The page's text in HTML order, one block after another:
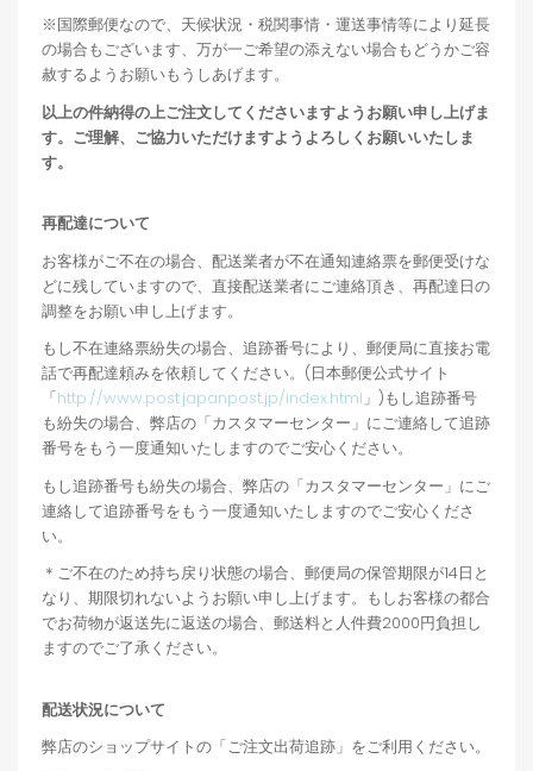
※国際郵便なので、天候状況・税関事情・運送事情等により延長
の場合もございます、万が一ご希望の添えない場合もどうかご容
赦するようお願いもうしあげます。
以上の件納得の上ご注文してくださいますようお願い申し上げま
す。ご理解、ご協力いただけますようよろしくお願いいたしま
す。
再配達について
お客様がご不在の場合、配送業者が不在通知連絡票を郵便受けな
どに残していますので、直接配送業者にご連絡頂き、再配達日の
調整をお願い申し上げます。
もし不在連絡票紛失の場合、追跡番号により、郵便局に直接お電
話で再配達頼みを依頼してください。(日本郵便公式サイト
「http://www.post.japanpost.jp/index.html」)もし追跡番号
も紛失の場合、弊店の「カスタマーセンター」にご連絡して追跡
番号をもう一度通知いたしますのでご安心ください。
もし追跡番号も紛失の場合、弊店の「カスタマーセンター」にご
連絡して追跡番号をもう一度通知いたしますのでご安心くださ
い。
＊ご不在のため持ち戻り状態の場合、郵便局の保管期限が14日と
なり、期限切れないようお願い申し上げます。もしお客様の都合
でお荷物が返送先に返送の場合、郵送料と人件費2000円負担し
ますのでご了承ください。
配送状況について
弊店のショップサイトの「ご注文出荷追跡」をご利用ください。